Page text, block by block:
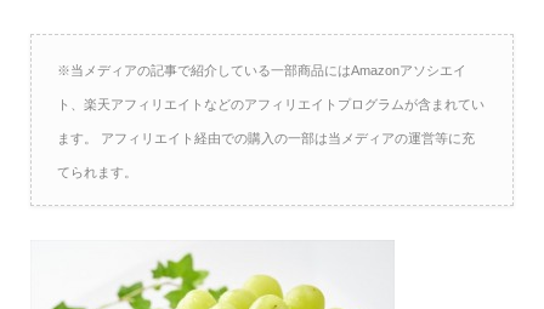
※当メディアの記事で紹介している一部商品にはAmazonアソシエイ
ト、楽天アフィリエイトなどのアフィリエイトプログラムが含まれてい
ます。 アフィリエイト経由での購入の一部は当メディアの運営等に充
てられます。